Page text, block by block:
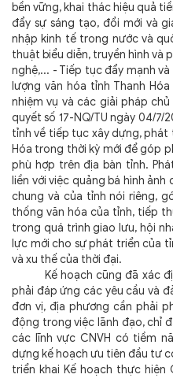
bền vững, khai thác hiệu quả
đẩy sự sáng tạo, đổi mới và
nhập kinh tế trong nước và
thuật biểu diễn, truyền hình và
nghệ,... - Tiếp tục đẩy mạnh
lượng văn hóa tỉnh Thanh
nhiệm vụ và các giải pháp
quyết số 17-NQ/TU ngày 04/7/
tỉnh về tiếp tục xây dựng, phát
Hóa trong thời kỳ mới để góp
phù hợp trên địa bàn tỉnh.
liền với việc quảng bá hình
chung và của tỉnh nói riêng,
thống văn hóa của tỉnh, tiếp
trong quá trình giao lưu, hội
lực mới cho sự phát triển của
và xu thế của thời đại.
Kế hoạch cũng đã xác
phải đáp ứng các yêu cầu và
đơn vị, địa phương cần phải
động trong việc lãnh đạo, chỉ
các lĩnh vực CNVH có tiềm
dựng kế hoạch ưu tiên đầu tư
triển khai Kế hoạch thực